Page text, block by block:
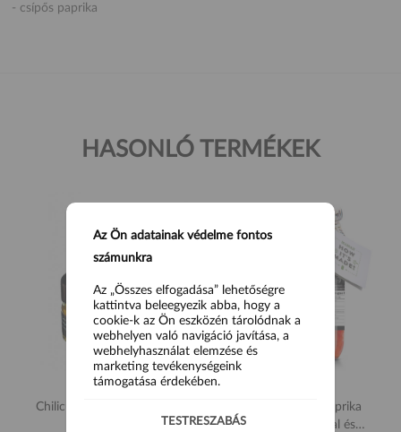
- csípős paprika
HASONLÓ TERMÉKEK
Chilicum Illegal-Marijuanás
Mama's Házi sült paprika
krém bazsalikommal és
Az Ön adatainak védelme fontos
számunkra
Az „Összes elfogadása” lehetőségre
kattintva beleegyezik abba, hogy a
cookie-k az Ön eszközén tárolódnak a
webhelyen való navigáció javítása, a
webhelyhasználat elemzése és
marketing tevékenységeink
támogatása érdekében.
TESTRESZABÁS